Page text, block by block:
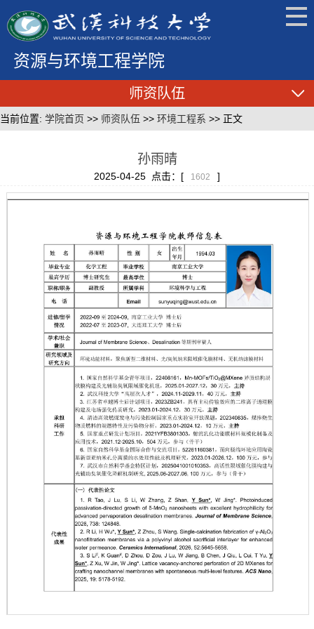
资源与环境工程学院
师资队伍
当前位置: 学院首页 >> 师资队伍 >> 环境工程系 >> 正文
孙雨晴
2025-04-25 点击：[ 1602 ]